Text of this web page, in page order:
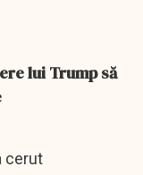
lui Trump să
cerut